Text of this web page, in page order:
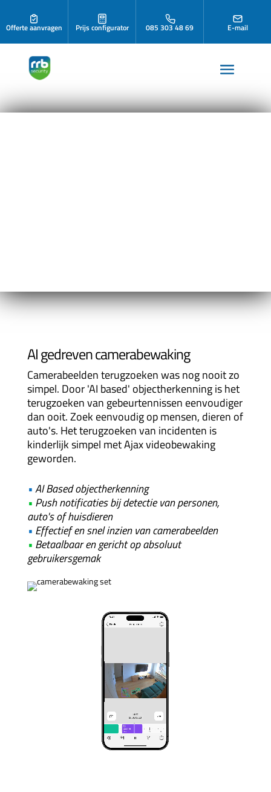
Offerte aanvragen Prijs configurator 085 303 48 69 E-mail
AI gedreven camerabewaking
Camerabeelden terugzoeken was nog nooit zo
simpel. Door 'AI based' objectherkenning is het
terugzoeken van gebeurtennissen eenvoudiger
dan ooit. Zoek eenvoudig op mensen, dieren of
auto's. Het terugzoeken van incidenten is
kinderlijk simpel met Ajax videobewaking
geworden.
•AI Based objectherkenning
• Push notificaties bij detectie van personen,
auto's of huisdieren
• Effectief en snel inzien van camerabeelden
• Betaalbaar en gericht op absoluut
gebruikersgemak